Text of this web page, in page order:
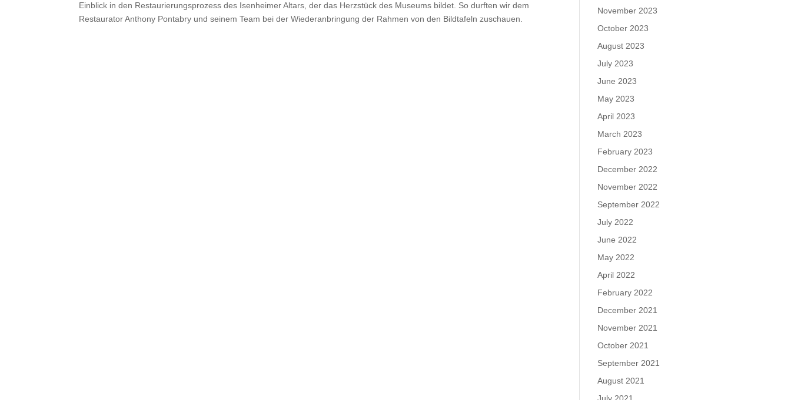
Einblick in den Restaurierungsprozess des Isenheimer Altars, der das Herzstück des Museums bildet. So durften wir dem
Restaurator Anthony Pontabry und seinem Team bei der Wiederanbringung der Rahmen von den Bildtafeln zuschauen.
November 2023
October 2023
August 2023
July 2023
June 2023
May 2023
April 2023
March 2023
February 2023
December 2022
November 2022
September 2022
July 2022
June 2022
May 2022
April 2022
February 2022
December 2021
November 2021
October 2021
September 2021
August 2021